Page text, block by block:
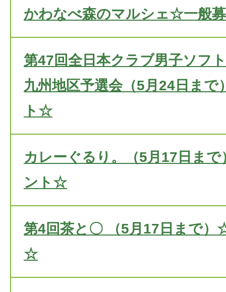
かわなべ森のマルシェ☆一般
第47回全日本クラブ男子ソフ
九州地区予選会（5月24日ま
ト☆
カレーぐるり。（5月17日ま
ント☆
第4回茶と〇 （5月17日まで
☆